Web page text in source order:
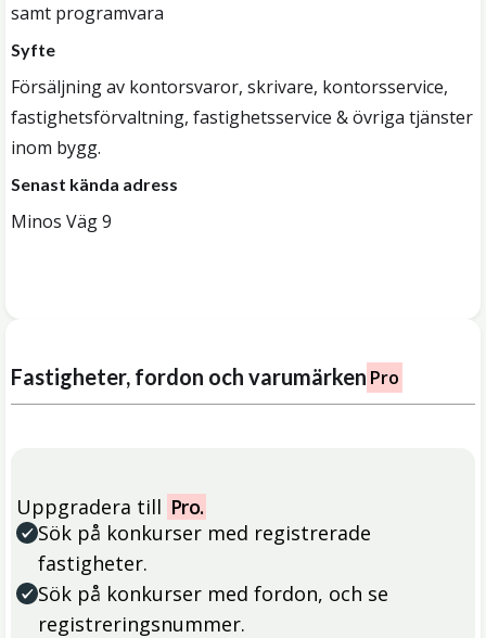
samt programvara
Syfte
Försäljning av kontorsvaror, skrivare, kontorsservice,
fastighetsförvaltning, fastighetsservice & övriga tjänster
inom bygg.
Senast kända adress
Minos Väg 9
Fastigheter, fordon och varumärken Pro
Uppgradera till Pro.
Sök på konkurser med registrerade
fastigheter.
Sök på konkurser med fordon, och se
registreringsnummer.